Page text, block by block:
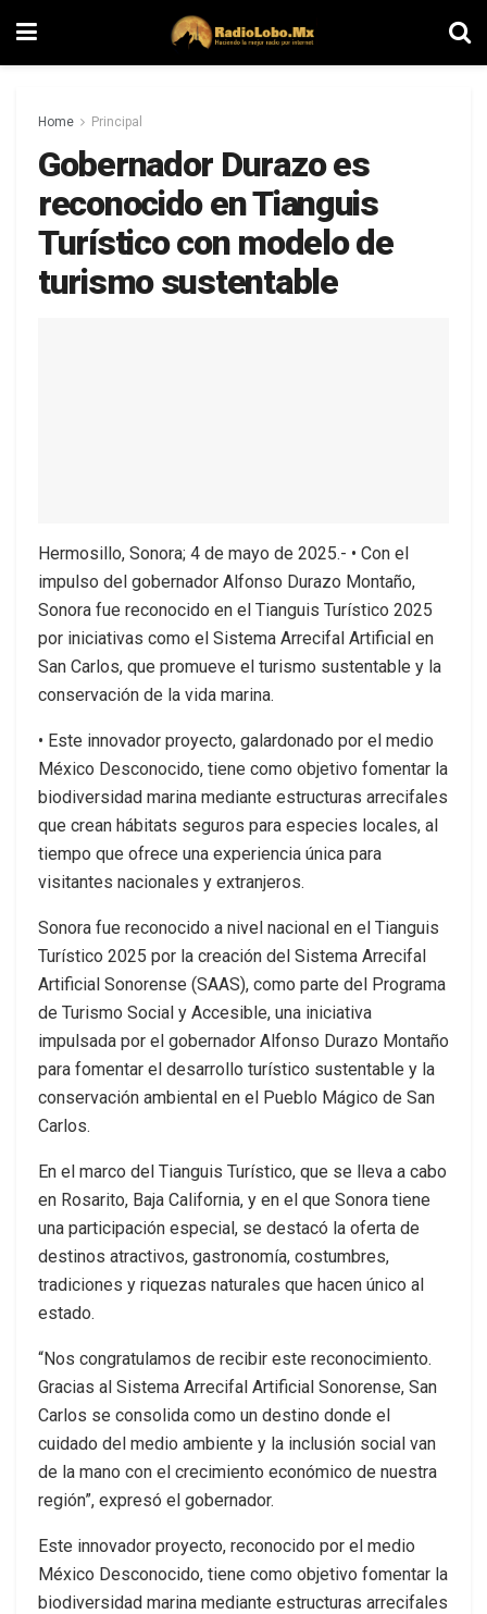
Home Principal
Gobernador Durazo es
reconocido en Tianguis
Turístico con modelo de
turismo sustentable
Hermosillo, Sonora; 4 de mayo de 2025.- •⁠⁠⁠⁠ Con el
impulso del gobernador Alfonso Durazo Montaño,
Sonora fue reconocido en el Tianguis Turístico 2025
por iniciativas como el Sistema Arrecifal Artificial en
San Carlos, que promueve el turismo sustentable y la
conservación de la vida marina.
•⁠⁠⁠⁠ Este innovador proyecto, galardonado por el medio
México Desconocido, tiene como objetivo fomentar la
biodiversidad marina mediante estructuras arrecifales
que crean hábitats seguros para especies locales, al
tiempo que ofrece una experiencia única para
visitantes nacionales y extranjeros.
Sonora fue reconocido a nivel nacional en el Tianguis
Turístico 2025 por la creación del Sistema Arrecifal
Artificial Sonorense (SAAS), como parte del Programa
de Turismo Social y Accesible, una iniciativa
impulsada por el gobernador Alfonso Durazo Montaño
para fomentar el desarrollo turístico sustentable y la
conservación ambiental en el Pueblo Mágico de San
Carlos.
En el marco del Tianguis Turístico, que se lleva a cabo
en Rosarito, Baja California, y en el que Sonora tiene
una participación especial, se destacó la oferta de
destinos atractivos, gastronomía, costumbres,
tradiciones y riquezas naturales que hacen único al
estado.
“Nos congratulamos de recibir este reconocimiento.
Gracias al Sistema Arrecifal Artificial Sonorense, San
Carlos se consolida como un destino donde el
cuidado del medio ambiente y la inclusión social van
de la mano con el crecimiento económico de nuestra
región”, expresó el gobernador.
Este innovador proyecto, reconocido por el medio
México Desconocido, tiene como objetivo fomentar la
biodiversidad marina mediante estructuras arrecifales